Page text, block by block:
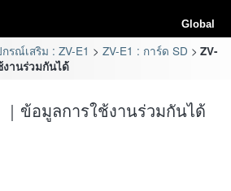
Global
รณ์เสริม : ZV-E1 ZV-E1 : การ์ด SD
ZV-
งานร่วมกันได้
｜ข้อมูลการใช้งานร่วมกันได้